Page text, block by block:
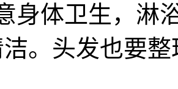
体卫生，淋浴
。头发也要整